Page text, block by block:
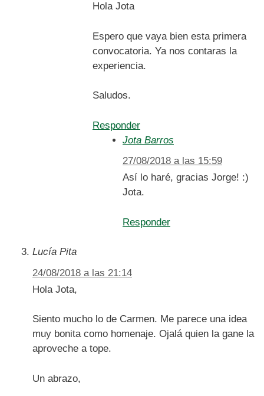
Hola Jota
Espero que vaya bien esta primera
convocatoria. Ya nos contaras la
experiencia.
Saludos.
Responder
Jota Barros
27/08/2018 a las 15:59
Así lo haré, gracias Jorge! :)
Jota.
Responder
Lucía Pita
24/08/2018 a las 21:14
Hola Jota,
Siento mucho lo de Carmen. Me parece una idea
muy bonita como homenaje. Ojalá quien la gane la
aproveche a tope.
Un abrazo,